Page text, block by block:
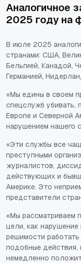
Аналогичное
2025 году на
В июле 2025
странами: США,
Бельгией, Канадой,
Германией,
«Мы едины в своем
спецслужб убивать,
Европе и Северной
нарушением нашего
«Эти службы все
преступными
журналистов,
действующих и
Америке. Это
представители
«Мы рассматриваем
цели, как
решимости
подобные действия,
немедленно